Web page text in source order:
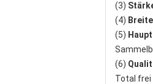
(3)
(4)
(5)
(6)
Total frei